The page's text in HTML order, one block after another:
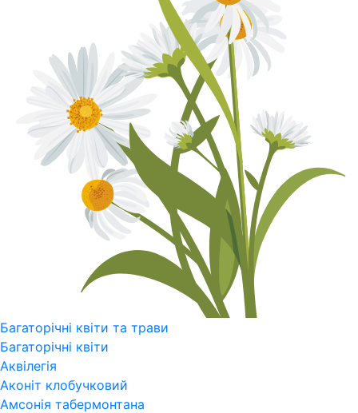
Багаторічні квіти та трави
Багаторічні квіти
Аквілегія
Аконіт клобучковий
Амсонія табермонтана